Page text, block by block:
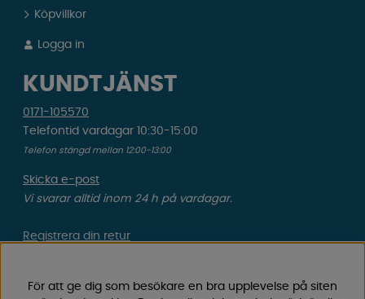
Köpvillkor
Logga in
KUNDTJÄNST
0171-105570
Telefontid vardagar 10:30-15:00
Telefon stängd mellan 12:00-13:00
Skicka e-post
Vi svarar alltid inom 24 h på vardagar.
Registrera din retur
Registrera din reklamation
För att ge dig som besökare en bra upplevelse på siten